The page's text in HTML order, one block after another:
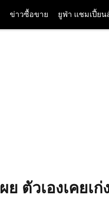
ข่าวซื้อขาย ยูฟ่า แชมเปี้ย
ตัวเองเคยเ